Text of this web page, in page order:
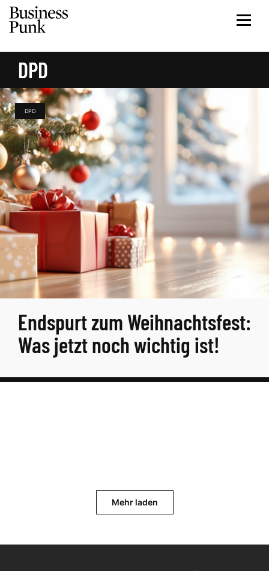
DPD
DPD
Endspurt zum Weihnachtsfest:
Was jetzt noch wichtig ist!
Mehr laden